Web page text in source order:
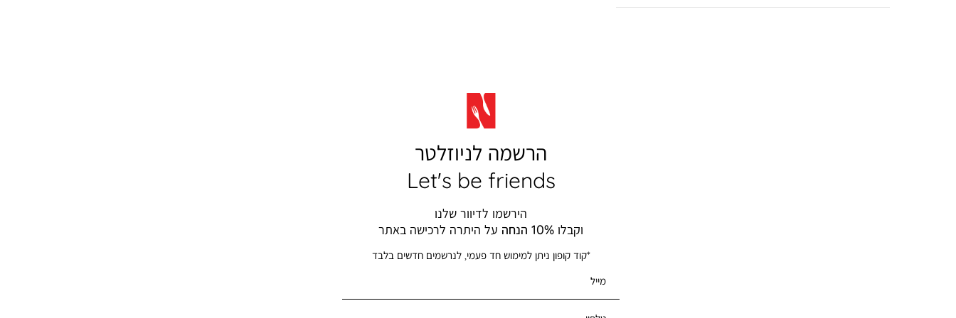
הרשמה לניוזלטר
Let's be friends
הירשמו לדיוור שלנו
וקבלו 10% הנחה על היתרה לרכישה באתר
*קוד קופון ניתן למימוש חד פעמי, לנרשמים חדשים בלבד
מייל